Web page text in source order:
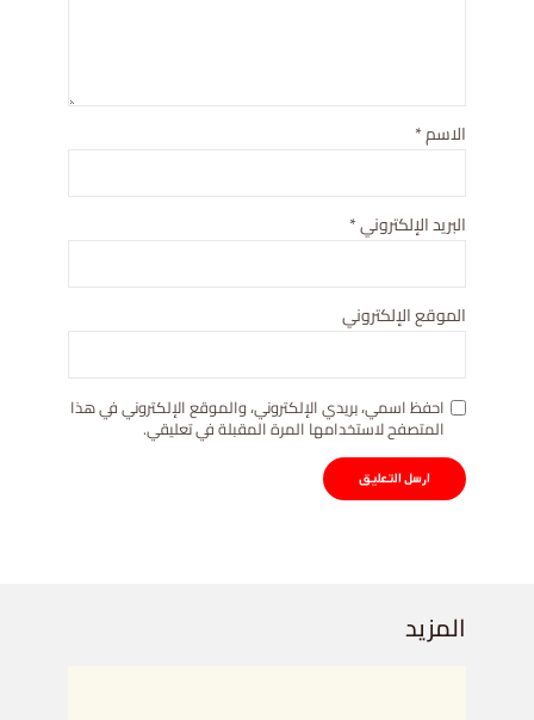
الاسم*
البريد الإلكتروني*
الموقع الإلكتروني
احفظ اسمي، بريدي الإلكتروني، والموقع الإلكتروني في هذا
المتصفح لاستخدامها المرة المقبلة في تعليقي.
المزيد